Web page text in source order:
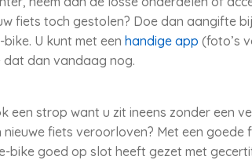
fiets toch gestolen? Doe dan aangifte
U kunt met een handige app (foto’s
dat dan vandaag nog.
een strop want u zit ineens zonder een
fiets veroorloven? Met een
bike goed op slot heeft gezet met